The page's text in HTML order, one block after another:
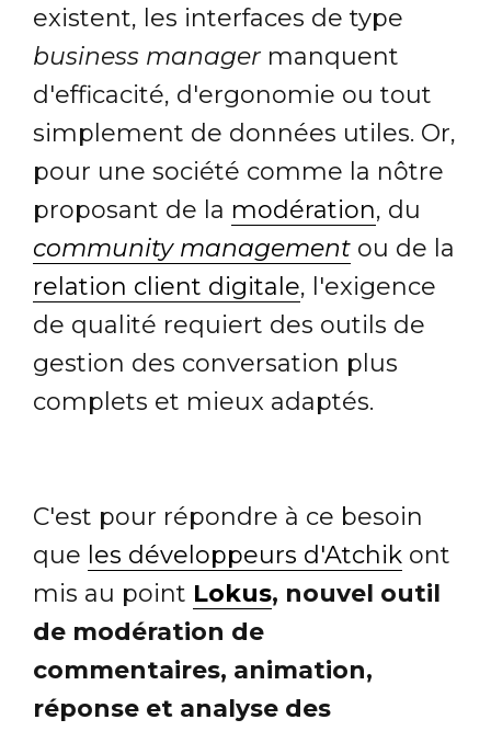
existent, les interfaces de type
business manager manquent
d'efficacité, d'ergonomie ou tout
simplement de données utiles. Or,
pour une société comme la nôtre
proposant de la modération, du
community management ou de la
relation client digitale, l'exigence
de qualité requiert des outils de
gestion des conversation plus
complets et mieux adaptés.
C'est pour répondre à ce besoin
que les développeurs d'Atchik ont
mis au point Lokus, nouvel outil
de modération de
commentaires, animation,
réponse et analyse des